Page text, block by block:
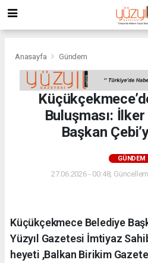
Anasayfa Gündem
Buluşması:
Başkan
GÜNDEM
27.06.2026 - 00:48,
Küçükçekmece Belediye
Yüzyıl Gazetesi İmtiyaz
heyeti ,Balkan Birikim